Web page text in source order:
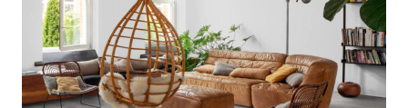
LAMINADOS,
MADERA
Y